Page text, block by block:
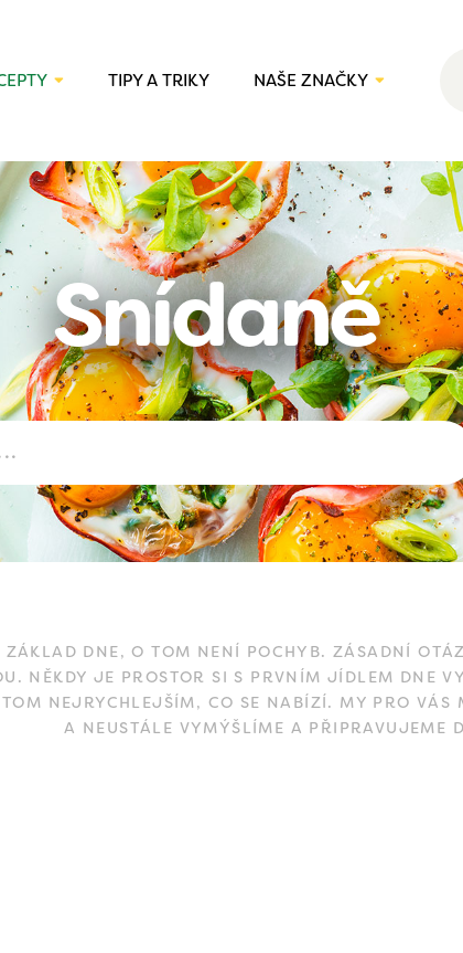
TIPY A TRIKY NAŠE ZNAČKY
Snídaně
DNE, O TOM NENÍ POCHYB. ZÁSADNÍ
NĚKDY JE PROSTOR SI S PRVNÍM JÍDLEM DNE
NEJRYCHLEJŠÍM, CO SE NABÍZÍ. MY PRO
A NEUSTÁLE VYMÝŠLÍME A PŘIPRAVUJEME